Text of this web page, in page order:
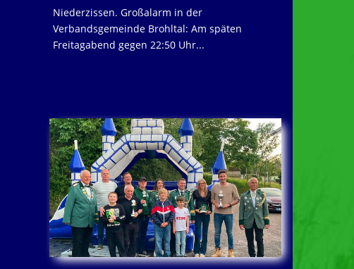
Niederzissen. Großalarm in der
Verbandsgemeinde Brohltal: Am späten
Freitagabend gegen 22:50 Uhr...